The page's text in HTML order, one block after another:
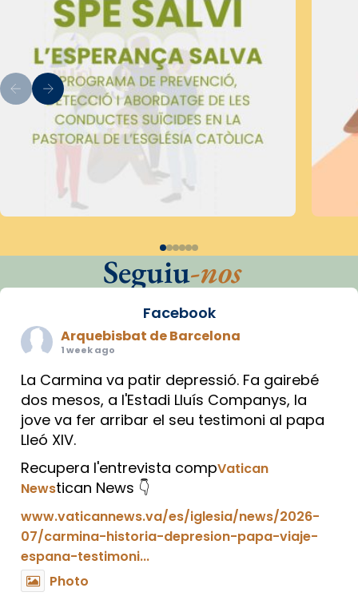
Seguiu-nos
Facebook
Arquebisbat de Barcelona
1 week ago
La Carmina va patir depressió. Fa gairebé
dos mesos, a l'Estadi Lluís Companys, la
jove va fer arribar el seu testimoni al papa
Lleó XIV.
Recupera l'entrevista compVatican
Newstican News 👇
www.vaticannews.va/es/iglesia/news/2026-
07/carmina-historia-depresion-papa-viaje-
espana-testimoni...
Photo